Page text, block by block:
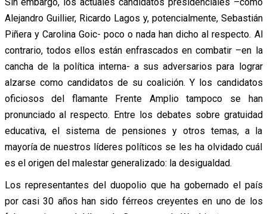
Alejandro Guillier, Ricardo Lagos y, potencialmente, Sebastián
Piñera y Carolina Goic- poco o nada han dicho al respecto. Al
contrario, todos ellos están enfrascados en combatir –en la
cancha de la política interna- a sus adversarios para lograr
alzarse como candidatos de su coalición. Y los candidatos
oficiosos del flamante Frente Amplio tampoco se han
pronunciado al respecto. Entre los debates sobre gratuidad
educativa, el sistema de pensiones y otros temas, a la
mayoría de nuestros líderes políticos se les ha olvidado cuál
es el origen del malestar generalizado: la desigualdad.
Los representantes del duopolio que ha gobernado el país
por casi 30 años han sido férreos creyentes en uno de los